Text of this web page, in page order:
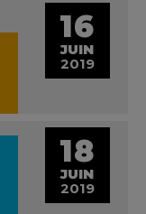
16
JUIN
2019
18
JUIN
2019